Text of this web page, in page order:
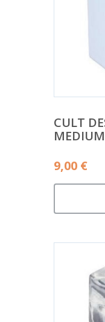
CULT
9,00 €